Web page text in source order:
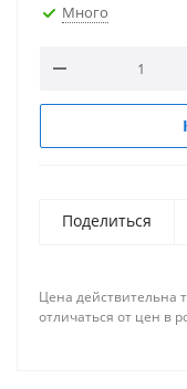
Много
Поделиться
Цена действительна
отличаться от цен в